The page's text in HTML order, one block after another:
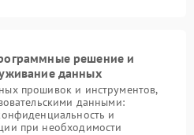
решение и
данных
прошивок и инструментов,
данными:
и
при необходимости